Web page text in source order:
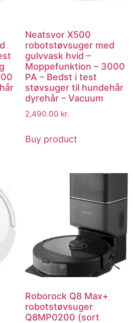
Neatsvor X500
robotstøvsuger med
gulvvask hvid –
Moppefunktion – 3000
PA – Bedst i test
støvsuger til hundehår
dyrehår – Vacuum
2,490.00 kr.
Buy product
Roborock Q8 Max+
robotstøvsuger
Q8MP0200 (sort